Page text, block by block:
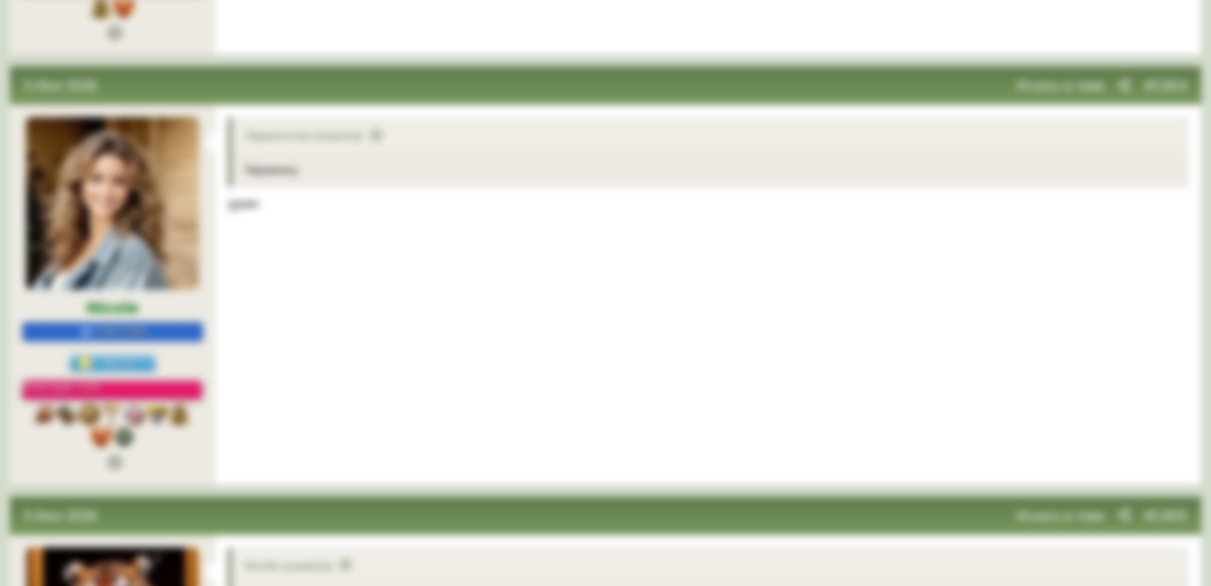
3 Июл 2026 Искать в теме #1,904
Nicole
Репутация: 22%
Лермонтов сказал(а):
Тирамису
уран
3 Июл 2026 Искать в теме #1,905
Nicole сказал(а):